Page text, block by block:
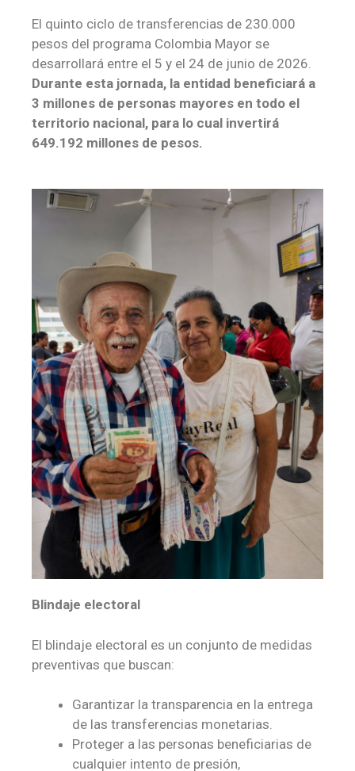
El quinto ciclo de transferencias de 230.000
pesos del programa Colombia Mayor se
desarrollará entre el 5 y el 24 de junio de 2026.
Durante esta jornada, la entidad beneficiará a
3 millones de personas mayores en todo el
territorio nacional, para lo cual invertirá
649.192 millones de pesos.
Blindaje electoral
El blindaje electoral es un conjunto de medidas
preventivas que buscan:
Garantizar la transparencia en la entrega
de las transferencias monetarias.
Proteger a las personas beneficiarias de
cualquier intento de presión,